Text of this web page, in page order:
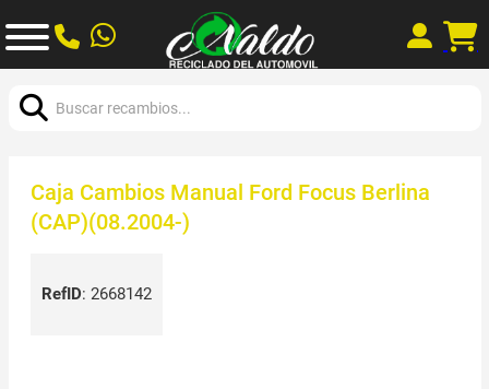
Caja Cambios Manual Ford Focus Berlina
(CAP)(08.2004-)
RefID: 2668142